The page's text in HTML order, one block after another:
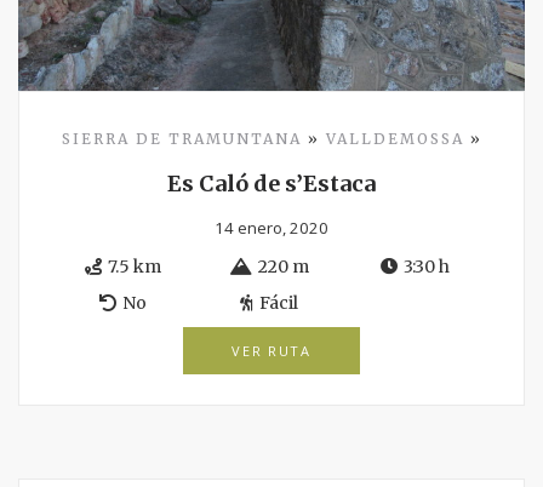
SIERRA DE TRAMUNTANA » VALLDEMOSSA »
Es Caló de s’Estaca
14 enero, 2020
7.5 km
220 m
3:30 h
No
Fácil
VER RUTA